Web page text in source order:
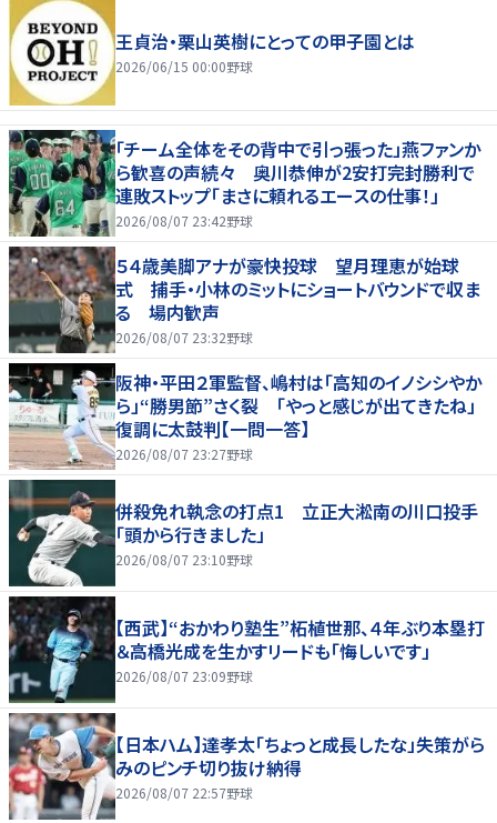
王貞治・栗山英樹にとっての甲子園とは
2026/06/15 00:00野球
「チーム全体をその背中で引っ張った」燕ファンか
ら歓喜の声続々 奥川恭伸が2安打完封勝利で
連敗ストップ「まさに頼れるエースの仕事！」
2026/08/07 23:42野球
５４歳美脚アナが豪快投球 望月理恵が始球
式 捕手・小林のミットにショートバウンドで収ま
る 場内歓声
2026/08/07 23:32野球
阪神・平田２軍監督、嶋村は「高知のイノシシやか
ら」“勝男節”さく裂 「やっと感じが出てきたね」
復調に太鼓判【一問一答】
2026/08/07 23:27野球
併殺免れ執念の打点1 立正大淞南の川口投手
「頭から行きました」
2026/08/07 23:10野球
【西武】“おかわり塾生”柘植世那、４年ぶり本塁打
＆高橋光成を生かすリードも「悔しいです」
2026/08/07 23:09野球
【日本ハム】達孝太「ちょっと成長したな」失策がら
みのピンチ切り抜け納得
2026/08/07 22:57野球